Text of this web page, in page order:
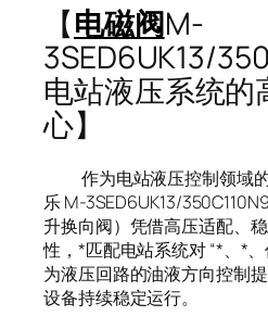
【电磁阀M-
3SED6UK13/
电站液压系统的
心】
作为电站液压控制领域的
乐 M-3SED6UK13/
升换向阀）凭借高压适配、
性，*匹配电站系统对 “*、*、
为液压回路的油液方向控制
设备持续稳定运行。